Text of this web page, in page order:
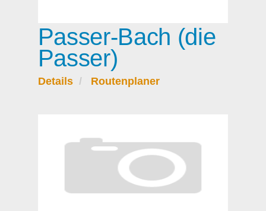
Passer-Bach (die
Passer)
Details Routenplaner